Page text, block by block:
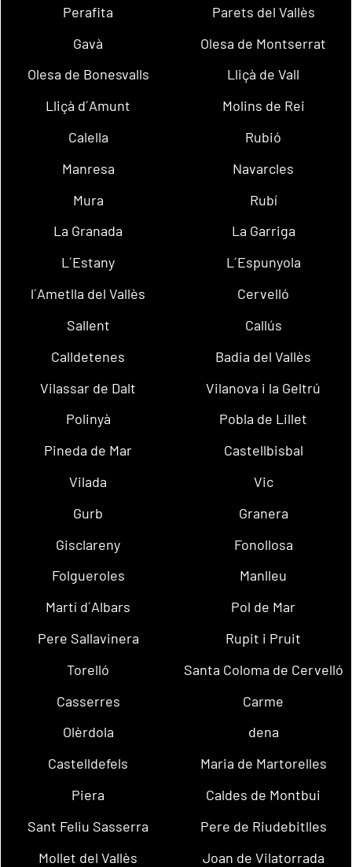
Perafita
Parets del Vallès
Gavà
Olesa de Montserrat
Olesa de Bonesvalls
Lliçà de Vall
Lliçà d´Amunt
Molins de Rei
Calella
Rubió
Manresa
Navarcles
Mura
Rubí
La Granada
La Garriga
L´Estany
L´Espunyola
l´Ametlla del Vallès
Cervelló
Sallent
Callús
Calldetenes
Badia del Vallès
Vilassar de Dalt
Vilanova i la Geltrú
Polinyà
Pobla de Lillet
Pineda de Mar
Castellbisbal
Vilada
Vic
Gurb
Granera
Gisclareny
Fonollosa
Folgueroles
Manlleu
Martí d´Albars
Pol de Mar
Pere Sallavinera
Rupit i Pruit
Torelló
Santa Coloma de Cervelló
Casserres
Carme
Olèrdola
dena
Castelldefels
Maria de Martorelles
Piera
Caldes de Montbui
Sant Feliu Sasserra
Pere de Riudebitlles
Mollet del Vallès
Joan de Vilatorrada